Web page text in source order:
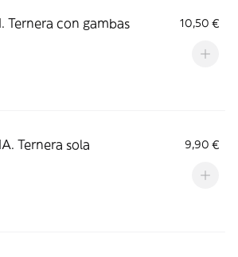
Ternera con gambas 10,50 €
Ternera sola 9,90 €